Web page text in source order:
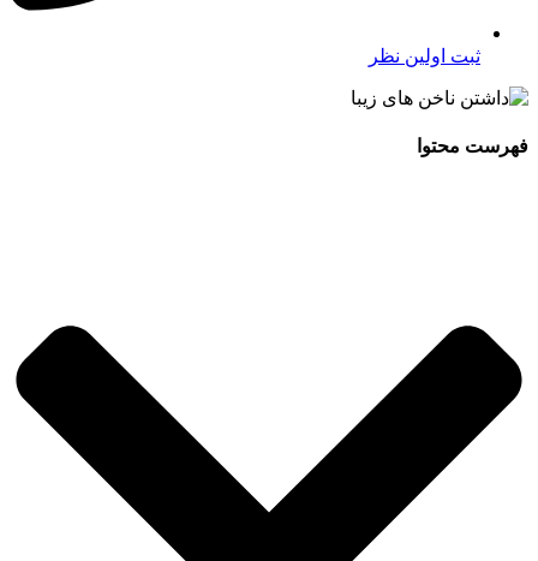
ثبت اولین نظر
فهرست محتوا